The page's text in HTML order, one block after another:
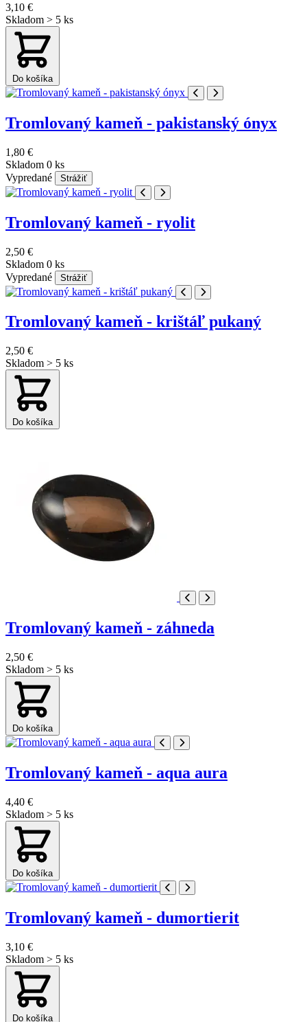
3,10 €
Skladom > 5 ks
Do košíka
Tromlovaný kameň - pakistanský ónyx
1,80 €
Skladom 0 ks
Vypredané
Strážiť
Tromlovaný kameň - ryolit
2,50 €
Skladom 0 ks
Vypredané
Strážiť
Tromlovaný kameň - krištáľ pukaný
2,50 €
Skladom > 5 ks
Do košíka
Tromlovaný kameň - záhneda
2,50 €
Skladom > 5 ks
Do košíka
Tromlovaný kameň - aqua aura
4,40 €
Skladom > 5 ks
Do košíka
Tromlovaný kameň - dumortierit
3,10 €
Skladom > 5 ks
Do košíka